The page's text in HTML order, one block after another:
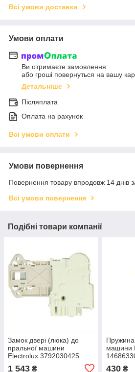
Всі умови доставки
Умови оплати
Ви отримаєте замовлення
або гроші повернуться на вашу
Детальніше
Післяплата
Оплата на рахунок
Всі умови оплати
Умови повернення
Повернення товару впродовж 14 днів
Всі умови повернення
Подібні товари компанії
Замок двері (люка) до
пральної машини
Electrolux 3792030425
1 543 ₴
Пружина
машини
430₴